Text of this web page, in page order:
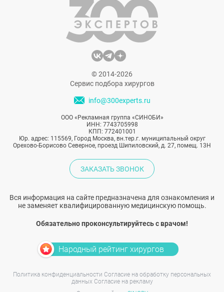
полностью оправдывает свое цветочное
имя: первое, что бросается при взгляде на
ее фото– пухлые и яркие, как бутоны роз,
губы. И именно внешность Рози
Хантингтон-Уайтли до и после пластики, а
не ее достижения интересуют публику.
© 2014-2026
Сервис подбора хирургов
info@300experts.ru
ООО «Рекламная группа «СИНОБИ»
ИНН: 7743705998
КПП: 772401001
Юр. адрес: 115569, Город Москва, вн.тер.г. муниципальный округ
Орехово-Борисово Северное, проезд Шипиловский, д. 27, помещ. 13Н
ЗАКАЗАТЬ ЗВОНОК
Вся информация на сайте предназначена для ознакомления и
не заменяет квалифицированную медицинскую помощь.
Обязательно проконсультируйтесь с врачом!
Народный рейтинг хирургов
Политика конфиденциальности Согласие на обработку персональных
данных Согласие на рекламу